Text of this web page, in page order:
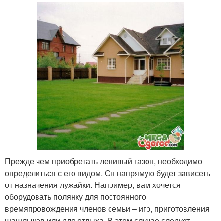
Прежде чем приобретать ленивый газон, необходимо
определиться с его видом. Он напрямую будет зависеть
от назначения лужайки. Например, вам хочется
оборудовать полянку для постоянного
времяпровождения членов семьи – игр, приготовления